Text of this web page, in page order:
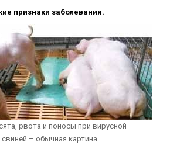
признаки заболевания.
рвота и поносы при вирусной
– обычная картина.